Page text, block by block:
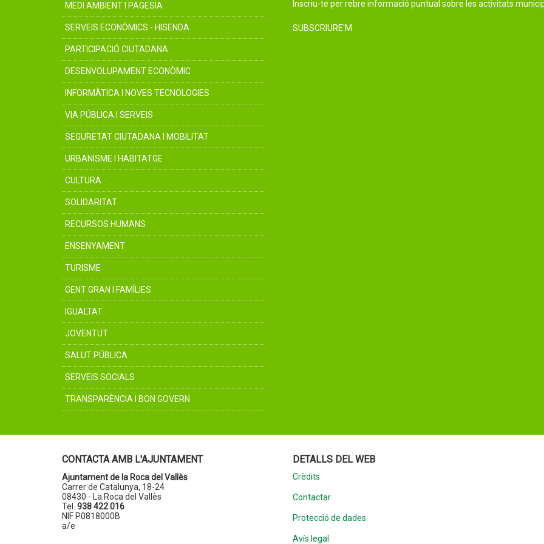
MEDI AMBIENT I PAGESIA
SERVEIS ECONÒMICS - HISENDA
PARTICIPACIÓ CIUTADANA
DESENVOLUPAMENT ECONÒMIC
INFORMÀTICA I NOVES TECNOLOGIES
VIA PÚBLICA I SERVEIS
SEGURETAT CIUTADANA I MOBILITAT
URBANISME I HABITATGE
CULTURA
SOLIDARITAT
RECURSOS HUMANS
ENSENYAMENT
TURISME
GENT GRAN I FAMÍLIES
IGUALTAT
JOVENTUT
SALUT PÚBLICA
SERVEIS SOCIALS
TRANSPARÈNCIA I BON GOVERN
Inscriu-te per rebre informació puntual sobre les activitats
SUBSCRIURE'M
CONTACTA AMB L'AJUNTAMENT
Ajuntament de la Roca del Vallès
Carrer de Catalunya, 18-24
08430 - La Roca del Vallès
Tel. 938 422 016
NIF P0818000B
a/e
DETALLS DEL WEB
Crèdits
Contactar
Protecció de dades
Avís legal